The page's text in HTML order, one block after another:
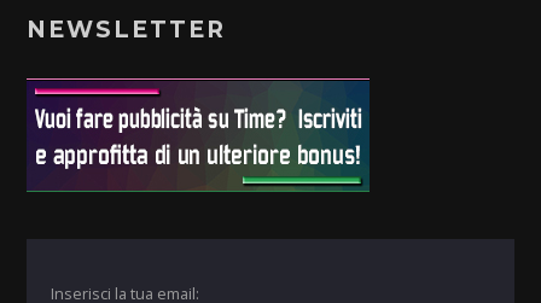
NEWSLETTER
Inserisci la tua email: